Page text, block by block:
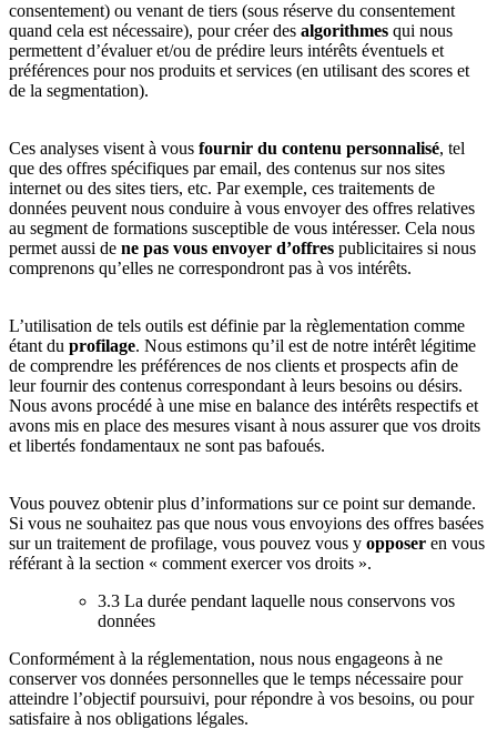
consentement) ou venant de tiers (sous réserve du consentement
quand cela est nécessaire), pour créer des algorithmes qui nous
permettent d’évaluer et/ou de prédire leurs intérêts éventuels et
préférences pour nos produits et services (en utilisant des scores et
de la segmentation).
Ces analyses visent à vous fournir du contenu personnalisé, tel
que des offres spécifiques par email, des contenus sur nos sites
internet ou des sites tiers, etc. Par exemple, ces traitements de
données peuvent nous conduire à vous envoyer des offres relatives
au segment de formations susceptible de vous intéresser. Cela nous
permet aussi de ne pas vous envoyer d’offres publicitaires si nous
comprenons qu’elles ne correspondront pas à vos intérêts.
L’utilisation de tels outils est définie par la règlementation comme
étant du profilage. Nous estimons qu’il est de notre intérêt légitime
de comprendre les préférences de nos clients et prospects afin de
leur fournir des contenus correspondant à leurs besoins ou désirs.
Nous avons procédé à une mise en balance des intérêts respectifs et
avons mis en place des mesures visant à nous assurer que vos droits
et libertés fondamentaux ne sont pas bafoués.
Vous pouvez obtenir plus d’informations sur ce point sur demande.
Si vous ne souhaitez pas que nous vous envoyions des offres basées
sur un traitement de profilage, vous pouvez vous y opposer en vous
référant à la section « comment exercer vos droits ».
3.3 La durée pendant laquelle nous conservons vos
données
Conformément à la réglementation, nous nous engageons à ne
conserver vos données personnelles que le temps nécessaire pour
atteindre l’objectif poursuivi, pour répondre à vos besoins, ou pour
satisfaire à nos obligations légales.